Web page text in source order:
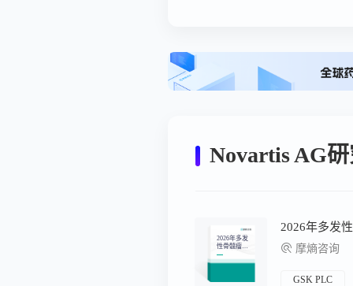
Novartis AG
2026年多发
性骨髓瘤流
行病学趋势
及热门靶点
摩熵咨询
GSK PLC